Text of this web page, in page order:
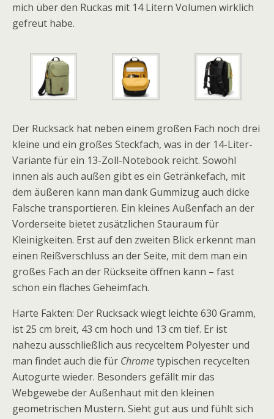
mich über den Ruckas mit 14 Litern Volumen wirklich
gefreut habe.
Der Rucksack hat neben einem großen Fach noch drei
kleine und ein großes Steckfach, was in der 14-Liter-
Variante für ein 13-Zoll-Notebook reicht. Sowohl
innen als auch außen gibt es ein Getränkefach, mit
dem äußeren kann man dank Gummizug auch dicke
Falsche transportieren. Ein kleines Außenfach an der
Vorderseite bietet zusätzlichen Stauraum für
Kleinigkeiten. Erst auf den zweiten Blick erkennt man
einen Reißverschluss an der Seite, mit dem man ein
großes Fach an der Rückseite öffnen kann – fast
schon ein flaches Geheimfach.
Harte Fakten: Der Rucksack wiegt leichte 630 Gramm,
ist 25 cm breit, 43 cm hoch und 13 cm tief. Er ist
nahezu ausschließlich aus recyceltem Polyester und
man findet auch die für Chrometypischen recycelten
Autogurte wieder. Besonders gefällt mir das
Webgewebe der Außenhaut mit den kleinen
geometrischen Mustern. Sieht gut aus und fühlt sich